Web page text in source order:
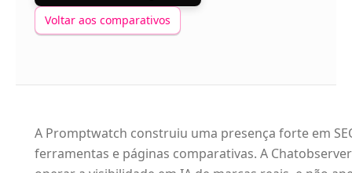
Voltar aos comparativos
A Promptwatch construiu uma presença forte em
ferramentas e páginas comparativas. A